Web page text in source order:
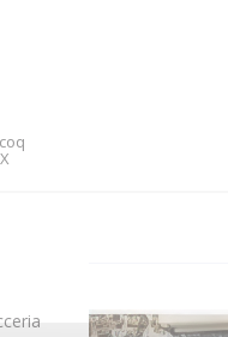
((apre una nuova finestra))